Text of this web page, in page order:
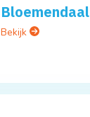
Bloemendaal
Bekijk